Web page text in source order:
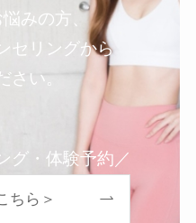
みの方、
セリングから
さい。
グ・体験予約／
ちら＞